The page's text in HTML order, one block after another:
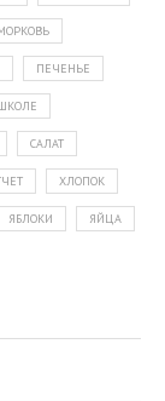
ПЕЧЕНЬЕ
САЛАТ
ХЛОПОК
ЯБЛОКИ ЯЙЦА